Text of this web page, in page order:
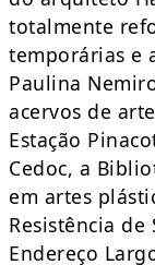
totalmente
temporárias e
Paulina
acervos de
Estação
Cedoc, a
em artes
Resistência
Endereço